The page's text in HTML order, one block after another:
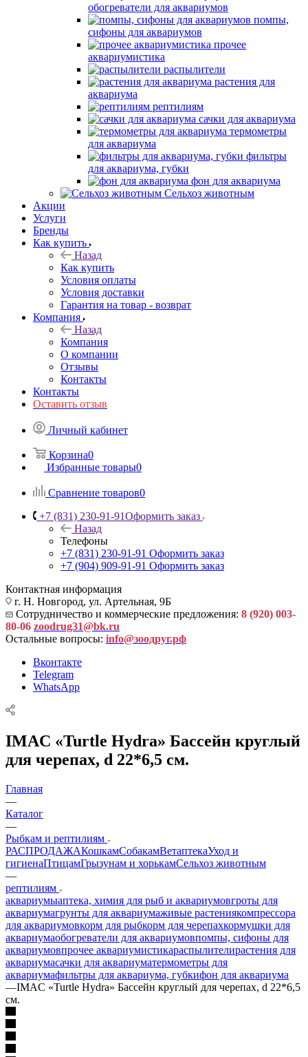
обогреватели для аквариумов
помпы,
сифоны для аквариумов
прочее
аквариумистика
распылители
растения для
аквариума
рептилиям
сачки для аквариума
термометры
для аквариума
фильтры
для аквариума, губки
фон для аквариума
Сельхоз животным
Акции
Услуги
Бренды
Как купить
Назад
Как купить
Условия оплаты
Условия доставки
Гарантия на товар - возврат
Компания
Назад
Компания
О компании
Отзывы
Контакты
Контакты
Оставить отзыв
Личный кабинет
Корзина0
Избранные товары0
Сравнение товаров0
+7 (831) 230-91-91Оформить заказ
Назад
Телефоны
+7 (831) 230-91-91 Оформить заказ
+7 (904) 909-91-91 Оформить заказ
Контактная информация
г. Н. Новгород, ул. Артельная, 9Б
Сотрудничество и коммерческие предложения: 8 (920) 003-
80-06 zoodrug31@bk.ru
Остальные вопросы: info@зоодруг.рф
Вконтакте
Telegram
WhatsApp
IMAC «Turtle Hydra» Бассейн круглый
для черепах, d 22*6,5 см.
Главная
—
Каталог
—
Рыбкам и рептилиям
РАСПРОДАЖАКошкамСобакамВетаптекаУход и
гигиенаПтицамГрызунам и хорькамСельхоз животным
—
рептилиям
аквариумыаптека, химия для рыб и аквариумовгроты для
аквариумагрунты для аквариумаживые растениякомпрессора
для аквариумовкорм для рыбкорм для черепахкормушки для
аквариумаобогреватели для аквариумовпомпы, сифоны для
аквариумовпрочее аквариумистикараспылителирастения для
аквариумасачки для аквариуматермометры для
аквариумафильтры для аквариума, губкифон для аквариума
—IMAC «Turtle Hydra» Бассейн круглый для черепах, d 22*6,5
см.